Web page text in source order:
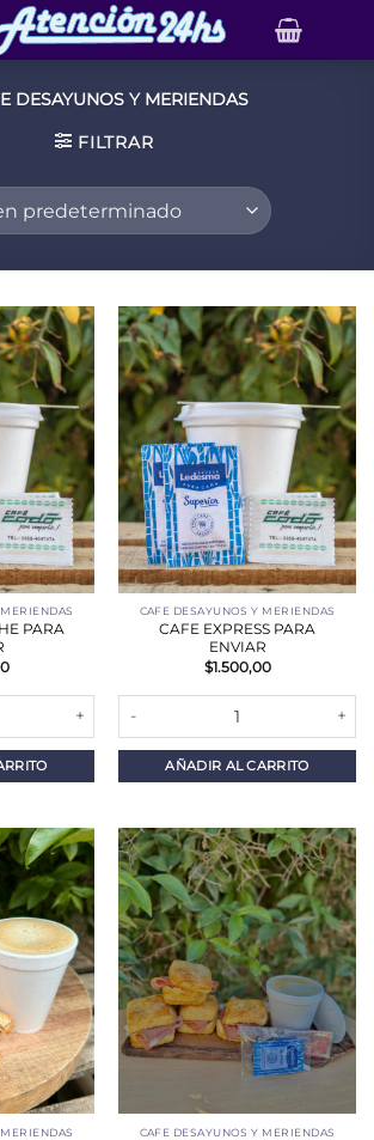
DESAYUNOS Y MERIENDAS
FILTRAR
PARA
CAFE DESAYUNOS Y MERIENDAS
CAFE EXPRESS PARA
ENVIAR
$1.500,00
AÑADIR AL CARRITO
CAFE DESAYUNOS Y MERIENDAS